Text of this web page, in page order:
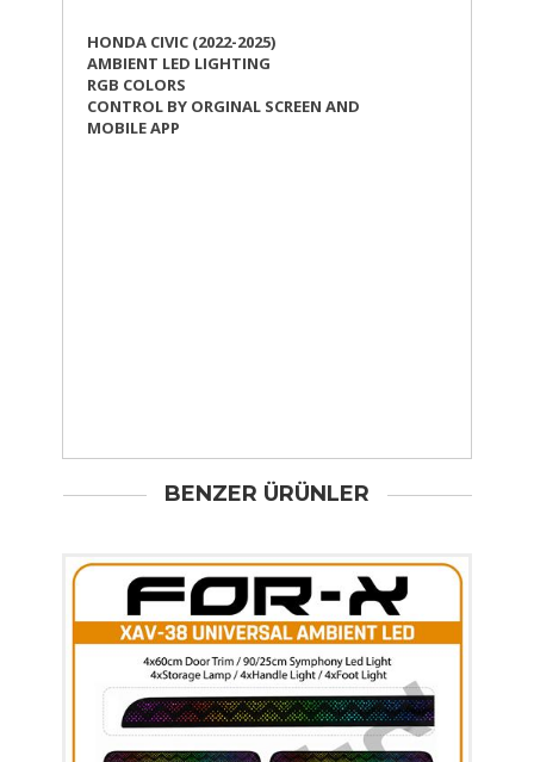
HONDA CIVIC (2022-2025)
AMBIENT LED LIGHTING
RGB COLORS
CONTROL BY ORGINAL SCREEN AND
MOBILE APP
BENZER ÜRÜNLER